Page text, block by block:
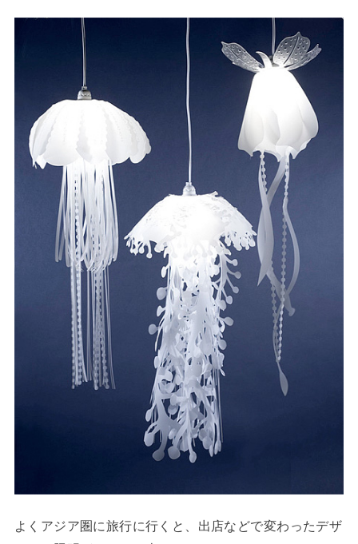
よくアジア圏に旅行に行くと、出店などで変わったデザ